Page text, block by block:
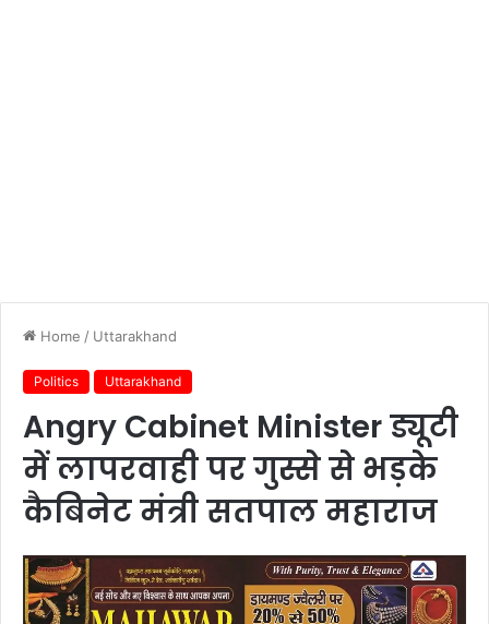
Home / Uttarakhand
Politics Uttarakhand
Angry Cabinet Minister ड्यूटी
में लापरवाही पर गुस्से से भड़के
कैबिनेट मंत्री सतपाल महाराज